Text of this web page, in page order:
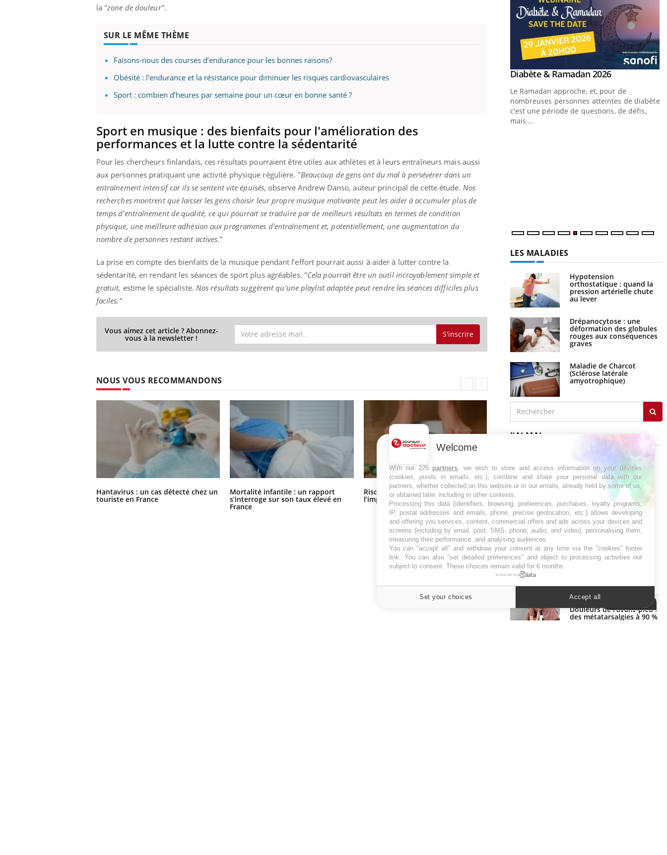
la "zone de douleur".
SUR LE MÊME THÈME
Faisons-nous des courses d’endurance pour les bonnes raisons?
Obésité : l'endurance et la résistance pour diminuer les risques cardiovasculaires
Sport : combien d’heures par semaine pour un cœur en bonne santé ?
Sport en musique : des bienfaits pour l'amélioration des
performances et la lutte contre la sédentarité
Pour les chercheurs finlandais, ces résultats pourraient être utiles aux athlètes et à leurs entraîneurs mais aussi
aux personnes pratiquant une activité physique régulière. "Beaucoup de gens ont du mal à persévérer dans un
entraînement intensif car ils se sentent vite épuisés, observe Andrew Danso, auteur principal de cette étude. Nos
recherches montrent que laisser les gens choisir leur propre musique motivante peut les aider à accumuler plus de
temps d'entraînement de qualité, ce qui pourrait se traduire par de meilleurs résultats en termes de condition
physique, une meilleure adhésion aux programmes d'entraînement et, potentiellement, une augmentation du
nombre de personnes restant actives."
La prise en compte des bienfaits de la musique pendant l’effort pourrait aussi à aider à lutter contre la
sédentarité, en rendant les séances de sport plus agréables. "Cela pourrait être un outil incroyablement simple et
gratuit, estime le spécialiste. Nos résultats suggèrent qu'une playlist adaptée peut rendre les séances difficiles plus
faciles."
Vous aimez cet article ? Abonnez-
vous à la newsletter ! S'inscrire
NOUS VOUS RECOMMANDONS
Hantavirus : un cas détecté chez un
touriste en France
Mortalité infantile : un rapport
s’interroge sur son taux élevé en
France
Risque de cancer : sous-estime-t-on
l’impact du surpoids ?
Régimes cétogènes : un risque de
cancer de l’intestin grêle
Insuline & Charge mentale : et si on
osait en parler??Youtube
En 2026, l'insuline dans le diabète de type 2
Youtube
Eczéma Chronique des Mains : se
préparer pour l’été !Youtube
L'été arrive… et avec lui, un tout nouveau
...
Youtube
Diabète & Ramadan 2026Youtube
Le Ramadan approche, et, pour de
nombreuses personnes atteintes de diabète,
c'est une période de questions, de défis,
mais ...
LES MALADIES
Hypotension
orthostatique : quand la
pression artérielle chute
au lever
Drépanocytose : une
déformation des globules
rouges aux conséquences
graves
Maladie de Charcot
(Sclérose latérale
amyotrophique)
J'AI MAL
SYMPTÔMES
Douleurs de l’avant-pied :
des métatarsalgies à 90 %
Welcome
With our 225 partners, we wish to store and access information on your devices
(cookies, pixels in emails, etc.), combine and share your personal data with our
partners, whether collected on this website or in our emails, already held by some of us,
or obtained later, including in other contexts.
Processing this data (identifiers, browsing, preferences, purchases, loyalty programs,
IP, postal addresses and emails, phone, precise geolocation, etc.) allows developing
and offering you services, content, commercial offers and ads across your devices and
screens (including by email, post, SMS, phone, audio, and video), personalising them,
measuring their performance, and analysing audiences.
You can "accept all" and withdraw your consent at any time via the "cookies" footer
link. You can also "set detailed preferences" and object to processing activities not
subject to consent. These choices remain valid for 6 months.
powered by
Set your choices Accept all